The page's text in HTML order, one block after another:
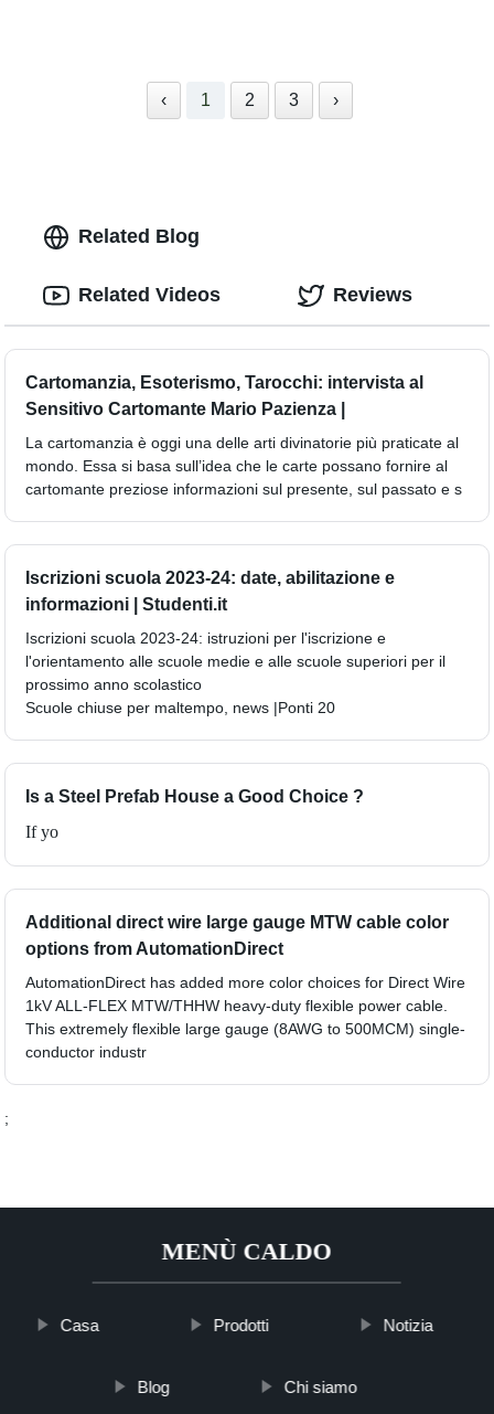
‹ 1 2 3 ›
Related Blog
Cartomanzia, Esoterismo, Tarocchi: intervista al
Sensitivo Cartomante Mario Pazienza |
La cartomanzia è oggi una delle arti divinatorie più praticate al
mondo. Essa si basa sull’idea che le carte possano fornire al
cartomante preziose informazioni sul presente, sul passato e s
Iscrizioni scuola 2023-24: date, abilitazione e
informazioni | Studenti.it
Iscrizioni scuola 2023-24: istruzioni per l'iscrizione e
l'orientamento alle scuole medie e alle scuole superiori per il
prossimo anno scolastico
Scuole chiuse per maltempo, news |Ponti 20
Is a Steel Prefab House a Good Choice ?
If yo
Additional direct wire large gauge MTW cable color
options from AutomationDirect
AutomationDirect has added more color choices for Direct Wire
1kV ALL-FLEX MTW/THHW heavy-duty flexible power cable.
This extremely flexible large gauge (8AWG to 500MCM) single-
conductor industr
;
Related Videos Reviews
MENÙ CALDO
Casa Prodotti Notizia
Blog Chi siamo